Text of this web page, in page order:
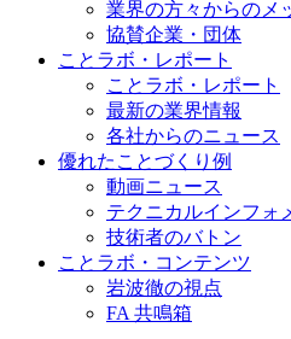
業界の方々からのメ
協賛企業・団体
ことラボ・レポート
ことラボ・レポート
最新の業界情報
各社からのニュース
優れたことづくり例
動画ニュース
テクニカルインフォ
技術者のバトン
ことラボ・コンテンツ
岩波徹の視点
FA 共鳴箱